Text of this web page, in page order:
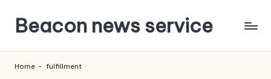
Beacon news service
Home - fulfillment